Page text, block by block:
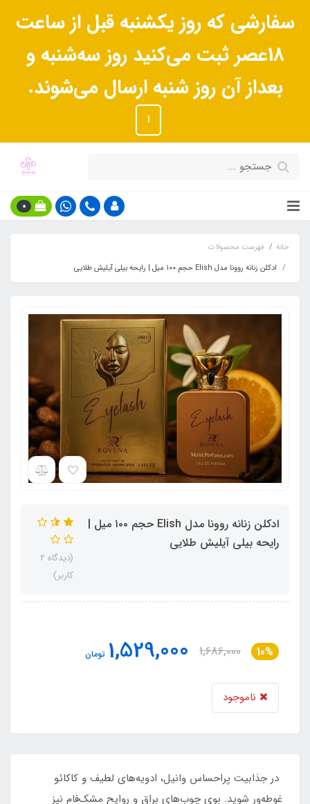
سفارشی که روز یکشنبه قبل از ساعت
18عصر ثبت می‌کنید روز سه‌شنبه و
بعداز آن روز شنبه ارسال می‌شوند.
ا
0
خانه
فهرست محصولات
ادکلن زنانه روونا مدل Elish حجم ۱۰۰ میل | رایحه بیلی آیلیش طلایی
ادکلن زنانه روونا مدل Elish حجم ۱۰۰ میل |
رایحه بیلی آیلیش طلایی
(دیدگاه 2
کاربر)
10%
1,686,000
1,529,000 تومان
ناموجود
در جذابیت پراحساس وانیل، ادویه‌های لطیف و کاکائو
غوطه‌ور شوید. بوی چوب‌های براق و روایح مشک‌فام نیز